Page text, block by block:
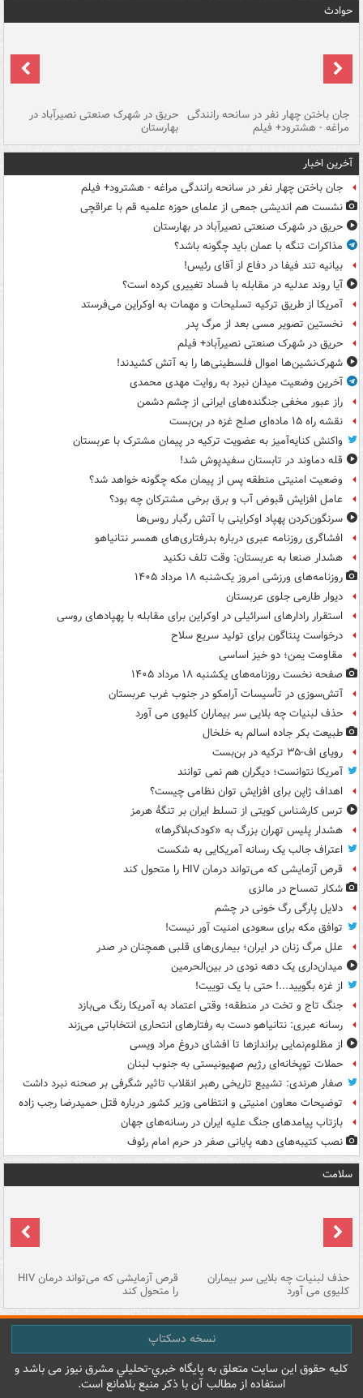
حوادث
جان باختن چهار نفر در سانحه رانندگی
مراغه - هشترود+ فیلم
حریق در شهرک صنعتی نصیرآباد در
بهارستان
آخرین اخبار
جان باختن چهار نفر در سانحه رانندگی مراغه - هشترود+ فیلم
نشست هم اندیشی جمعی از علمای حوزه علمیه قم با عراقچی
حریق در شهرک صنعتی نصیرآباد در بهارستان
مذاکرات تنگه با عمان باید چگونه باشد؟
بیانیه تند فیفا در دفاع از آقای رئیس!
آیا روند عدلیه در مقابله با فساد تغییری کرده است؟
آمریکا از طریق ترکیه تسلیحات و مهمات به اوکراین می‌فرستد
نخستین تصویر مسی بعد از مرگ پدر
حریق در شهرک صنعتی نصیرآباد+ فیلم
شهرک‌نشین‌ها اموال فلسطینی‌ها را به آتش کشیدند!
آخرین وضعیت میدان نبرد به روایت مهدی محمدی
راز عبور مخفی جنگنده‌های ایرانی از چشم دشمن
نقشه راه ۱۵ ماده‌ای صلح غزه در بن‌بست
واکنش کنایه‌آمیز به عضویت ترکیه در پیمان مشترک با عربستان
قله دماوند در تابستان سفیدپوش شد!
وضعیت امنیتی منطقه پس از پیمان مکه چگونه خواهد شد؟
عامل افزایش قبوض آب و برق برخی مشترکان چه بود؟
سرنگون‌کردن پهپاد اوکراینی با آتش رگبار روس‌ها
افشاگری روزنامه عبری درباره بدرفتاری‌های همسر نتانیاهو
هشدار صنعا به عربستان: وقت تلف نکنید
روزنامه‌های ورزشی امروز یک‌شنبه ۱۸ مرداد ۱۴۰۵
دیوار طارمی جلوی عربستان
استقرار رادارهای اسرائیلی در اوکراین برای مقابله با پهپادهای روسی
درخواست پنتاگون برای تولید سریع سلاح
مقاومت یمن؛ دو خیز اساسی
صفحه نخست روزنامه‌های یکشنبه ۱۸ مرداد ۱۴۰۵
آتش‌سوزی در تأسیسات آرامکو در جنوب غرب عربستان
حذف لبنیات چه بلایی سر بیماران کلیوی می آورد
طبیعت بکر جاده اسالم به خلخال
رویای اف-۳۵ ترکیه در بن‌بست
آمریکا نتوانست؛ دیگران هم نمی توانند
اهداف ژاپن برای افزایش توان نظامی چیست؟
ترس کارشناس کویتی از تسلط ایران بر تنگۀ هرمز
هشدار پلیس تهران بزرگ به «کودک‌بلاگرها»
اعتراف جالب یک رسانه آمریکایی به شکست
قرص آزمایشی که می‌تواند درمان HIV را متحول کند
شکار تمساح در مالزی
دلایل پارگی رگ خونی در چشم
توافق مکه برای سعودی امنیت آور نیست!
علل مرگ زنان در ایران؛ بیماری‌های قلبی همچنان در صدر
میدان‌داری یک دهه نودی در بین‌الحرمین
از غزه بگویید...! حتی با یک توییت!
جنگ تاج و تخت در منطقه؛ وقتی اعتماد به آمریکا رنگ می‌بازد
رسانه عبری: نتانیاهو دست به رفتارهای انتحاری انتخاباتی می‌زند
از مظلوم‌نمایی براندازها تا افشای دروغ مراد ویسی
حملات توپخانه‌ای رژیم صهیونیستی به جنوب لبنان
صفار هرندی: تشییع تاریخی رهبر انقلاب تاثیر شگرفی بر صحنه نبرد داشت
توضیحات معاون امنیتی و انتظامی وزیر کشور درباره قتل حمیدرضا رجب زاده
بازتاب پیامدهای جنگ علیه ایران در رسانه‌های جهان
نصب کتیبه‌های دهه پایانی صفر در حرم امام رئوف
سلامت
حذف لبنیات چه بلایی سر بیماران
کلیوی می آورد
قرص آزمایشی که می‌تواند درمان HIV
را متحول کند
نسخه دسکتاپ
کليه حقوق اين سايت متعلق به پایگاه خبري-تحليلي مشرق نيوز می باشد و
استفاده از مطالب آن با ذکر منبع بلامانع است.